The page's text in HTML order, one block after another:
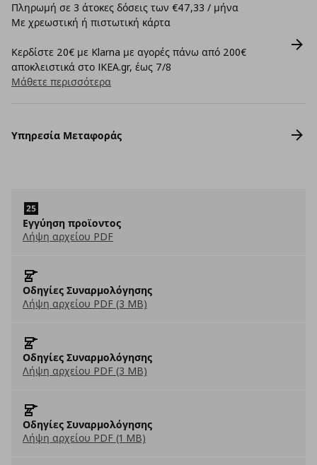
Πληρωμή σε 3 άτοκες δόσεις των €47,33 / μήνα
Με χρεωστική ή πιστωτική κάρτα
Κερδίστε 20€ με Klarna με αγορές πάνω από 200€
αποκλειστικά στο IKEA.gr, έως 7/8
Μάθετε περισσότερα
Υπηρεσία Μεταφοράς
Εγγύηση προϊοντος
Λήψη αρχείου PDF
Οδηγίες Συναρμολόγησης
Λήψη αρχείου PDF (3 MB)
Οδηγίες Συναρμολόγησης
Λήψη αρχείου PDF (3 MB)
Οδηγίες Συναρμολόγησης
Λήψη αρχείου PDF (1 MB)